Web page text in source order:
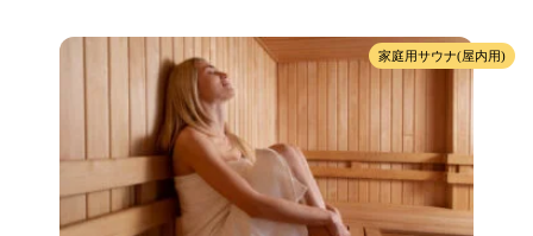
家庭用サウナ(屋内用)